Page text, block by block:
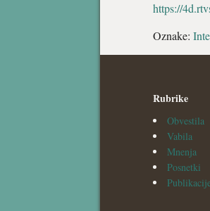
https://
Oznake:
Rubrike
Obvestila
Vabila
Mnenja
Posnetki